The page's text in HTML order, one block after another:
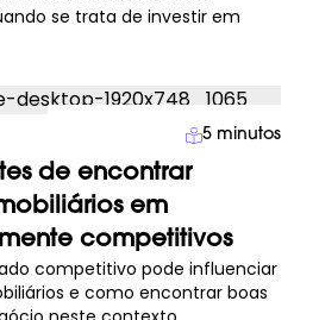
se trata de investir em
Investimento Imobiliário
5 minutos
de encontrar
em
competitivos
competitivo pode influenciar
e como encontrar boas